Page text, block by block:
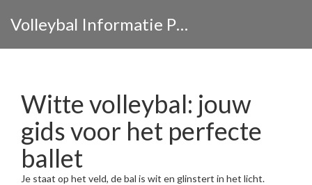
Volleybal Informatie Portaal
Witte volleybal: jouw
gids voor het perfecte
ballet
Je staat op het veld, de bal is wit en glinstert in het licht.